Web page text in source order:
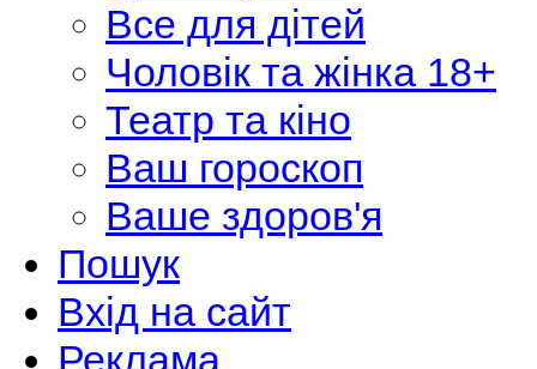
Все для дітей
Чоловік та жінка 18+
Театр та кіно
Ваш гороскоп
Ваше здоров'я
Пошук
Вхід на сайт
Реклама